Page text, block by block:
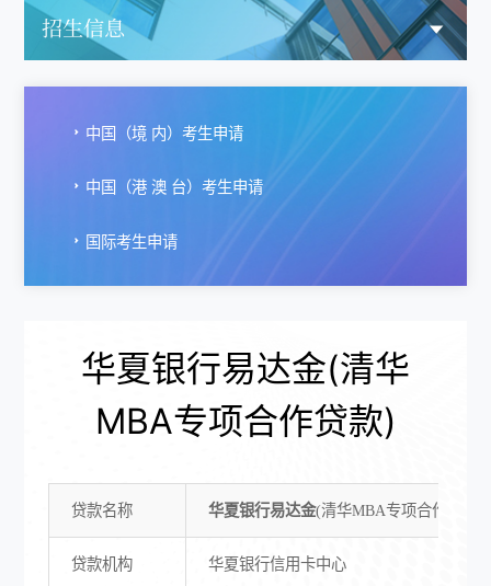
招生信息
中国（境 内）考生申请
中国（港 澳 台）考生申请
国际考生申请
华夏银行易达金(清华
MBA专项合作贷款)
贷款名称 华夏银行易达金(清华MBA专项合作贷款)
贷款机构 华夏银行信用卡中心